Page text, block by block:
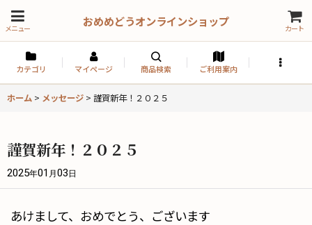
メニュー おめめどうオンラインショップ カート
カテゴリ マイページ 商品検索 ご利用案内
ホーム > メッセージ > 謹賀新年！２０２５
謹賀新年！２０２５
2025年01 月 03 日
あけまして、おめでとう、ございます